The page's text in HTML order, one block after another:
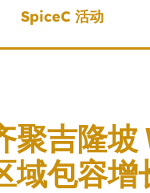
SpiceC 活动
聚吉隆坡
域包容增